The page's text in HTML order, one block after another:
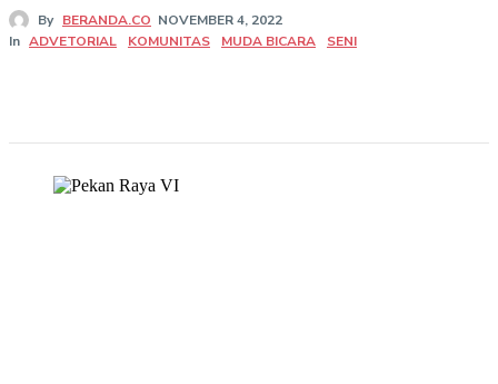
By BERANDA.CO NOVEMBER 4, 2022
In ADVETORIAL KOMUNITAS MUDA BICARA SENI